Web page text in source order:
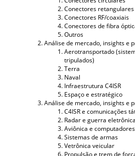
Conectores retangulares
Conectores RF/coaxiais
Conectores de fibra
Outros
Análise de mercado, insights e
Aerotransportado
tripulados)
Terra
Naval
Infraestrutura C4ISR
Espaço e estratégico
Análise de mercado, insights e
C4ISR e comunicações
Radar e guerra eletrônica
Aviônica e
Sistemas de armas
Vetrônica veicular
Propulsão e trem de